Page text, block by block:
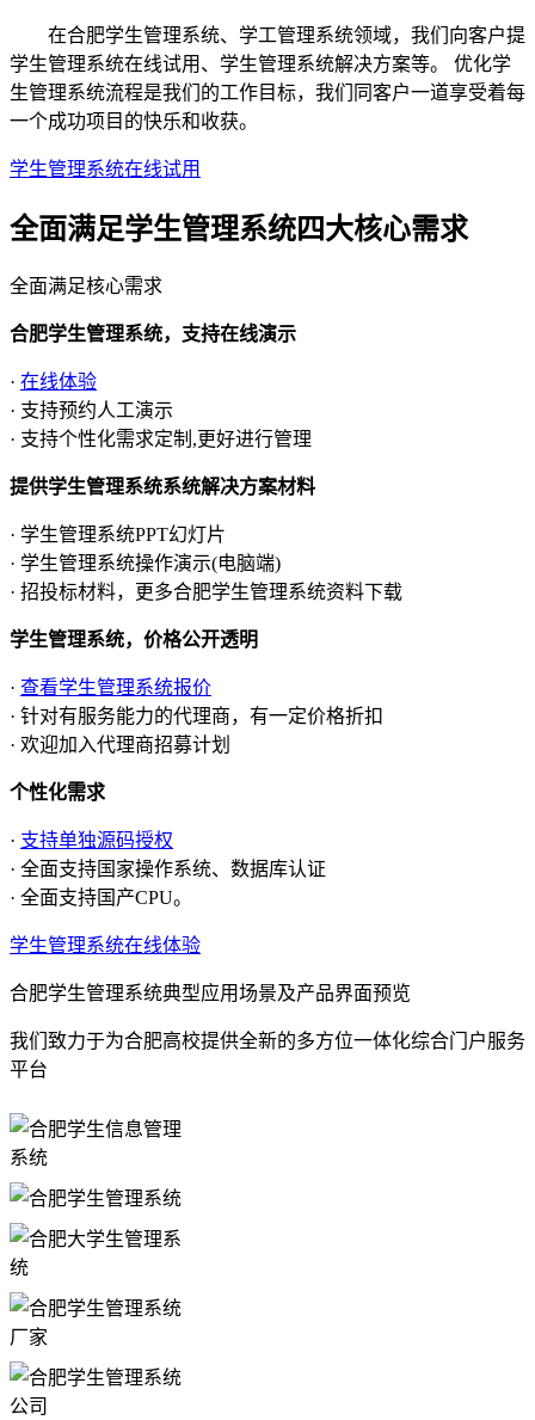
在合肥学生管理系统、学工管理系统领域，我们向客户提
学生管理系统在线试用、学生管理系统解决方案等。 优化学
生管理系统流程是我们的工作目标，我们同客户一道享受着每
一个成功项目的快乐和收获。
学生管理系统在线试用
全面满足学生管理系统四大核心需求
全面满足核心需求
合肥学生管理系统，支持在线演示
· 在线体验
· 支持预约人工演示
· 支持个性化需求定制,更好进行管理
提供学生管理系统系统解决方案材料
· 学生管理系统PPT幻灯片
· 学生管理系统操作演示(电脑端)
· 招投标材料，更多合肥学生管理系统资料下载
学生管理系统，价格公开透明
· 查看学生管理系统报价
· 针对有服务能力的代理商，有一定价格折扣
· 欢迎加入代理商招募计划
个性化需求
· 支持单独源码授权
· 全面支持国家操作系统、数据库认证
· 全面支持国产CPU。
学生管理系统在线体验
合肥学生管理系统典型应用场景及产品界面预览
我们致力于为合肥高校提供全新的多方位一体化综合门户服务
平台